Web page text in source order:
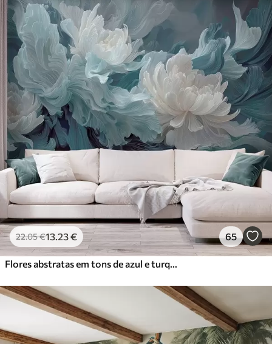
22.05€13 .23€ 65